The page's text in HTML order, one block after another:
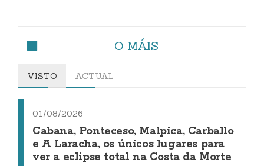
O MÁIS
VISTO ACTUAL
01/08/2026
Cabana, Ponteceso, Malpica, Carballo
e A Laracha, os únicos lugares para
ver a eclipse total na Costa da Morte